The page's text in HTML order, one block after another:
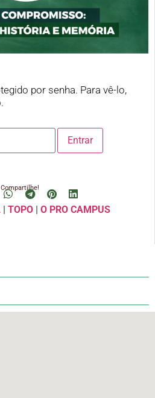
por senha. Para vê-lo,
Compartilhe!
| TOPO| O PRO CAMPUS